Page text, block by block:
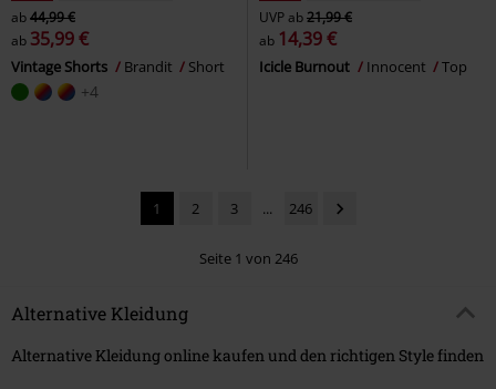
ab44,99 €
ab 35,99 €
Vintage Shorts Brandit Short
+4
UVPab21,99 €
ab 14,39 €
Icicle Burnout Innocent Top
1 2 3 ... 246
Seite 1 von 246
Alternative Kleidung
Alternative Kleidung online kaufen und den richtigen Style finden